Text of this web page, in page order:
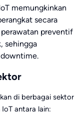
memungkinkan
secara
preventif
sehingga
downtime.
di berbagai sektor
antara lain: